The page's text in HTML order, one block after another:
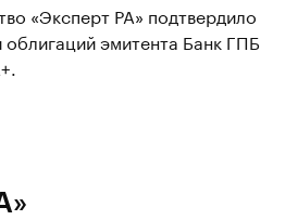
«Эксперт РА» подтвердило
облигаций эмитента Банк ГПБ